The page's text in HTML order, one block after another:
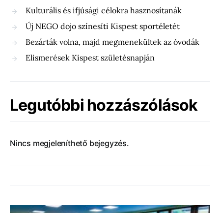
Kulturális és ifjúsági célokra hasznosítanák
Új NEGO dojo színesíti Kispest sportéletét
Bezárták volna, majd megmenekültek az óvodák
Elismerések Kispest születésnapján
Legutóbbi hozzászólások
Nincs megjeleníthető bejegyzés.